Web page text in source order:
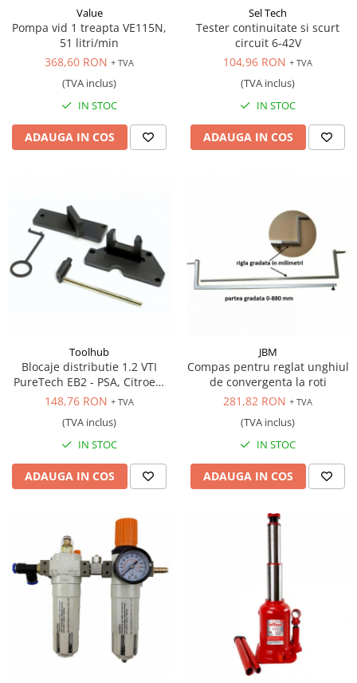
Value
Pompa vid 1 treapta VE115N,
51 litri/min
368,60 RON + TVA
(TVA inclus)
IN STOC
ADAUGA IN COS
Sel Tech
Tester continuitate si scurt
circuit 6-42V
104,96 RON + TVA
(TVA inclus)
IN STOC
ADAUGA IN COS
Toolhub
Blocaje distributie 1.2 VTI
PureTech EB2 - PSA, Citroen,
Peugeot, DS, Opel
148,76 RON + TVA
(TVA inclus)
IN STOC
ADAUGA IN COS
JBM
Compas pentru reglat unghiul
de convergenta la roti
281,82 RON + TVA
(TVA inclus)
IN STOC
ADAUGA IN COS